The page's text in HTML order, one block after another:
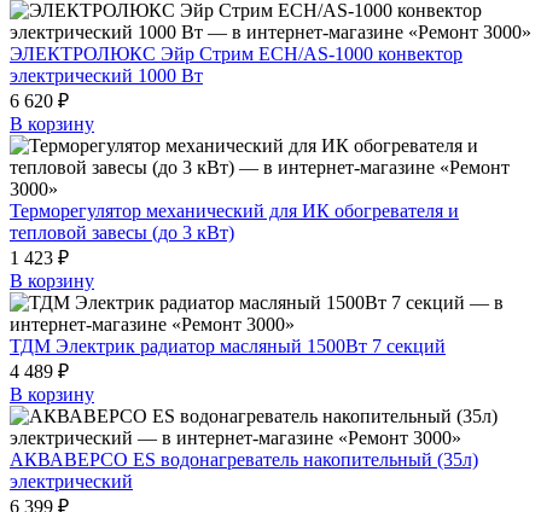
ЭЛЕКТРОЛЮКС Эйр Стрим ECH/AS-1000 конвектор
электрический 1000 Вт
6 620 ₽
В корзину
Терморегулятор механический для ИК обогревателя и
тепловой завесы (до 3 кВт)
1 423 ₽
В корзину
ТДМ Электрик радиатор масляный 1500Вт 7 секций
4 489 ₽
В корзину
АКВАВЕРСО ES водонагреватель накопительный (35л)
электрический
6 399 ₽